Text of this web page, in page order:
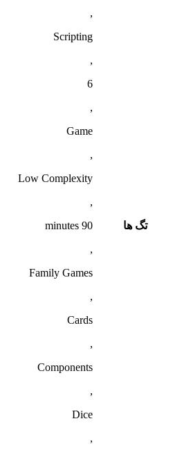
تگ ها
,
Scripting
,
6
,
Game
,
Low Complexity
,
90 minutes
,
Family Games
,
Cards
,
Components
,
Dice
,